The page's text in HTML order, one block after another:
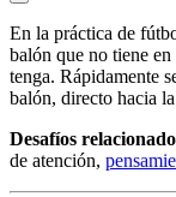
En la práctica de
balón que no tiene
tenga. Rápidamente
balón, directo hacia
Desafíos
de atención,